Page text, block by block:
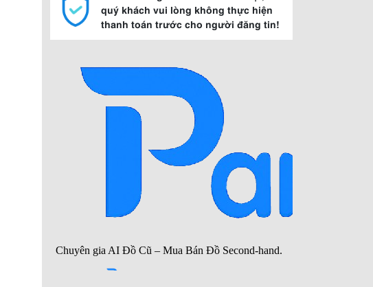
quý khách vui lòng không thực hiện
thanh toán trước cho người đăng tin!